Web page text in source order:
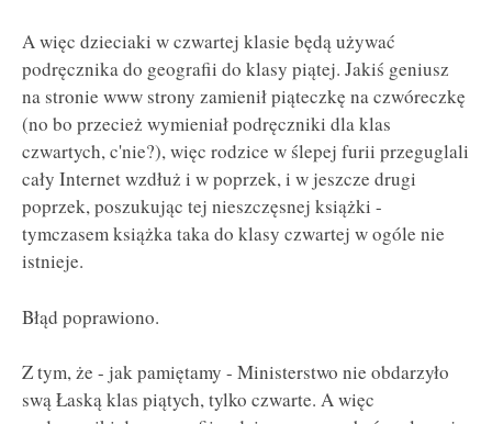
A więc dzieciaki w czwartej klasie będą używać
podręcznika do geografii do klasy piątej. Jakiś geniusz
na stronie www strony zamienił piąteczkę na czwóreczkę
(no bo przecież wymieniał podręczniki dla klas
czwartych, c'nie?), więc rodzice w ślepej furii przeguglali
cały Internet wzdłuż i w poprzek, i w jeszcze drugi
poprzek, poszukując tej nieszczęsnej książki -
tymczasem książka taka do klasy czwartej w ogóle nie
istnieje.
Błąd poprawiono.
Z tym, że - jak pamiętamy - Ministerstwo nie obdarzyło
swą Łaską klas piątych, tylko czwarte. A więc